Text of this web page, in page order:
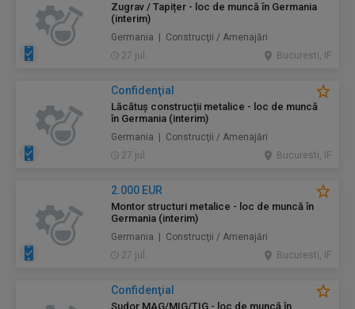
Zugrav / Tapițer - loc de muncă în Germania
(interim)
Germania | Construcţii / Amenajări
27 jul.
Bucuresti, IF
Confidenţial
Lăcătuș construcții metalice - loc de muncă
în Germania (interim)
Germania | Construcţii / Amenajări
27 jul.
Bucuresti, IF
2.000 EUR
Montor structuri metalice - loc de muncă în
Germania (interim)
Germania | Construcţii / Amenajări
27 jul.
Bucuresti, IF
Confidenţial
Sudor MAG/MIG/TIG - loc de muncă în